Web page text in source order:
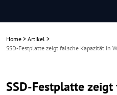
Home > Artikel >
SSD-Festplatte zeigt falsche Kapazität in
SSD-Festplatte